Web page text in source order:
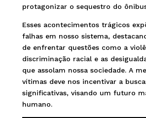
protagonizar o sequestro do
Esses acontecimentos trágicos
falhas em nosso sistema,
de enfrentar questões como a
discriminação racial e as
que assolam nossa sociedade. A
vítimas deve nos incentivar a
significativas, visando um futuro
humano.